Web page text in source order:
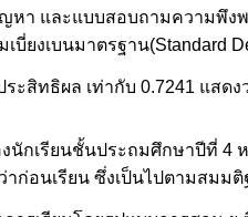
า และแบบสอบถามความพึง
บี่ยงเบนมาตรฐาน(Standard
ะสิทธิผล เท่ากับ 0.7241 แสด
กเรียนชั้นประถมศึกษาปีที่ 4
ก่อนเรียน ซึ่งเป็นไปตามสมม